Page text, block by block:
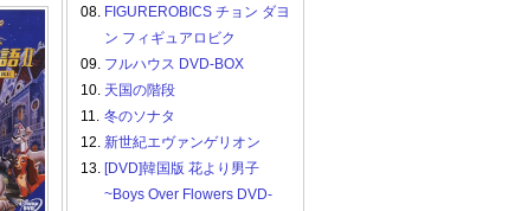
08. FIGUREROBICS チョン ダヨ
ン フィギュアロビク
09. フルハウス DVD-BOX
10. 天国の階段
11. 冬のソナタ
12. 新世紀エヴァンゲリオン
13. [DVD]韓国版 花より男子
~Boys Over Flowers DVD-